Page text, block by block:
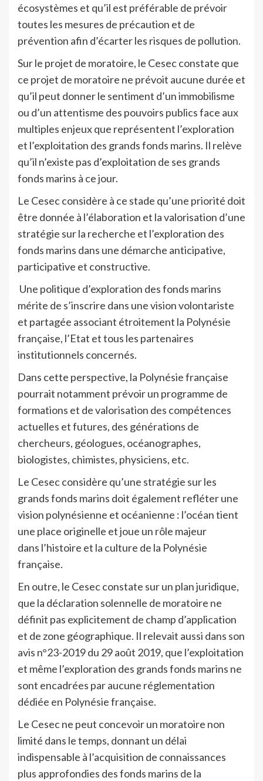
écosystèmes et qu’il est préférable de prévoir
toutes les mesures de précaution et de
prévention afin d’écarter les risques de pollution.
Sur le projet de moratoire, le Cesec constate que
ce projet de moratoire ne prévoit aucune durée et
qu’il peut donner le sentiment d’un immobilisme
ou d’un attentisme des pouvoirs publics face aux
multiples enjeux que représentent l’exploration
et l’exploitation des grands fonds marins. Il relève
qu’il n’existe pas d’exploitation de ses grands
fonds marins à ce jour.
Le Cesec considère à ce stade qu’une priorité doit
être donnée à l’élaboration et la valorisation d’une
stratégie sur la recherche et l’exploration des
fonds marins dans une démarche anticipative,
participative et constructive.
Une politique d’exploration des fonds marins
mérite de s’inscrire dans une vision volontariste
et partagée associant étroitement la Polynésie
française, l’Etat et tous les partenaires
institutionnels concernés.
Dans cette perspective, la Polynésie française
pourrait notamment prévoir un programme de
formations et de valorisation des compétences
actuelles et futures, des générations de
chercheurs, géologues, océanographes,
biologistes, chimistes, physiciens, etc.
Le Cesec considère qu’une stratégie sur les
grands fonds marins doit également refléter une
vision polynésienne et océanienne : l’océan tient
une place originelle et joue un rôle majeur
dans l’histoire et la culture de la Polynésie
française.
En outre, le Cesec constate sur un plan juridique,
que la déclaration solennelle de moratoire ne
définit pas explicitement de champ d’application
et de zone géographique. Il relevait aussi dans son
avis n°23-2019 du 29 août 2019, que l’exploitation
et même l’exploration des grands fonds marins ne
sont encadrées par aucune réglementation
dédiée en Polynésie française.
Le Cesec ne peut concevoir un moratoire non
limité dans le temps, donnant un délai
indispensable à l’acquisition de connaissances
plus approfondies des fonds marins de la